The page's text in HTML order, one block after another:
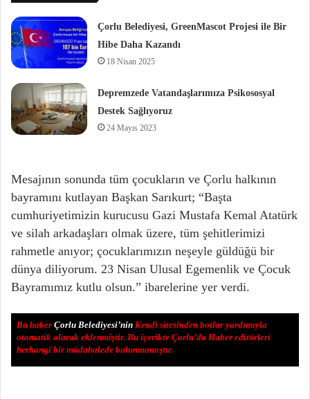
Çorlu Belediyesi, GreenMascot Projesi ile Bir
Hibe Daha Kazandı
18 Nisan 2025
Depremzede Vatandaşlarımıza Psikososyal
Destek Sağlıyoruz
24 Mayıs 2023
Mesajının sonunda tüm çocukların ve Çorlu halkının
bayramını kutlayan Başkan Sarıkurt; “Başta
cumhuriyetimizin kurucusu Gazi Mustafa Kemal Atatürk
ve silah arkadaşları olmak üzere, tüm şehitlerimizi
rahmetle anıyor; çocuklarımızın neşeyle güldüğü bir
dünya diliyorum. 23 Nisan Ulusal Egemenlik ve Çocuk
Bayramımız kutlu olsun.” ibarelerine yer verdi.
Bu haberÇorlu Belediyesi’nin Kendi sitesinden botlar yardımıyla
otomatik olarak eklenmiştir. Bu içerikte Çorlu’da Haber editörleri
herhangi bir müdahalede bulunmamıştır.